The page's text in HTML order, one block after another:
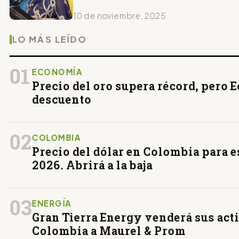
10 de noviembre, 2025
LO MÁS LEÍDO
01 ECONOMÍA
Precio del oro supera récord, pero
descuento
02COLOMBIA
Precio del dólar en Colombia para
2026. Abrirá a la baja
03ENERGÍA
Gran Tierra Energy venderá sus
Colombia a Maurel & Prom